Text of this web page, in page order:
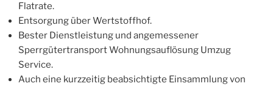
Flatrate.
Entsorgung über Wertstoffhof.
Bester Dienstleistung und angemessener
Sperrgütertransport Wohnungsauflösung Umzug
Service.
Auch eine kurzzeitig beabsichtigte Einsammlung von